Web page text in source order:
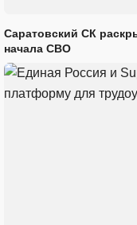
Саратовский СК
начала СВО